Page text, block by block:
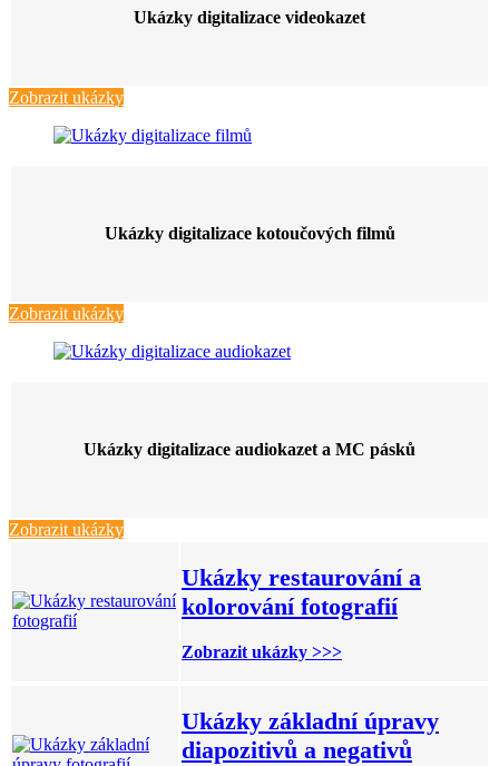
Ukázky digitalizace videokazet
Zobrazit ukázky
Ukázky digitalizace kotoučových filmů
Zobrazit ukázky
Ukázky digitalizace audiokazet a MC pásků
Zobrazit ukázky
Ukázky restaurování a
kolorování fotografií
Zobrazit ukázky >>>
Ukázky základní úpravy
diapozitivů a negativů